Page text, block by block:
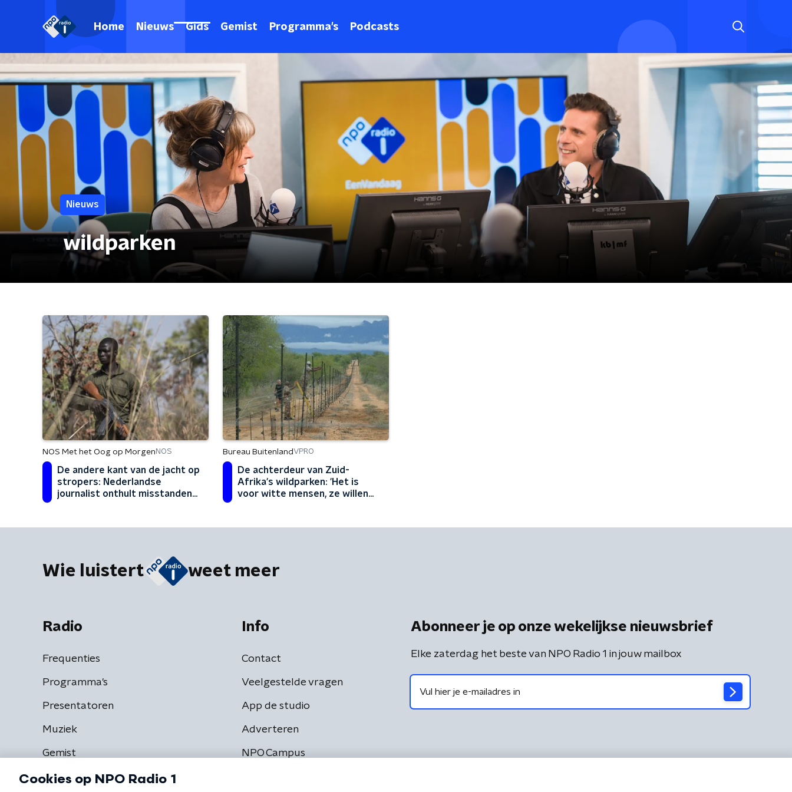
Home Nieuws Gids Gemist Programma's Podcasts
Nieuws
wildparken
NOS Met het Oog op Morgen NOS
De andere kant van de jacht op
stropers: Nederlandse
journalist onthult misstanden
Bureau BuitenlandVPRO
De achterdeur van Zuid-
Afrika's wildparken: 'Het is
voor witte mensen, ze willen
Wie luistert weet meer
Radio
Frequenties
Programma's
Presentatoren
Muziek
Gemist
Info
Contact
Veelgestelde vragen
App de studio
Adverteren
NPO Campus
Abonneer je op onze wekelijkse nieuwsbrief
Elke zaterdag het beste van NPO Radio 1 in jouw mailbox